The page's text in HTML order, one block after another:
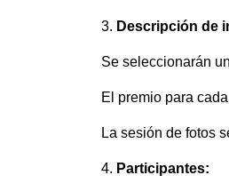
3. Descripción de
Se seleccionarán
El premio para
La sesión de fotos
4. Participantes: